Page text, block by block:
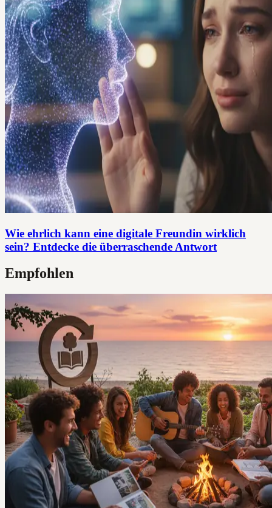
Wie ehrlich kann eine digitale Freundin wirklich
sein? Entdecke die überraschende Antwort
Empfohlen